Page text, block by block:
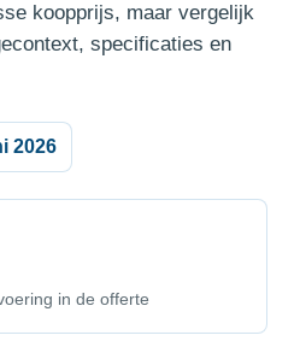
koopprijs, maar vergelijk
specificaties en
2026
in de offerte